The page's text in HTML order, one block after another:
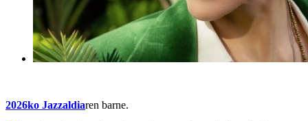
2026ko Jazzaldiaren barne.